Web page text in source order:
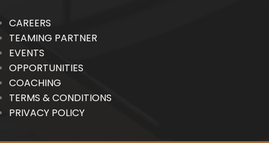
CAREERS
TEAMING PARTNER
EVENTS
OPPORTUNITIES
COACHING
TERMS & CONDITIONS
PRIVACY POLICY